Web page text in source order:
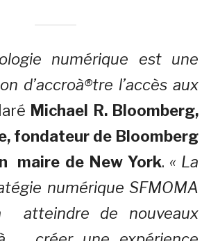
numérique est une
d’accroà®tre l’accès aux
Michael R. Bloomberg,
fondateur de Bloomberg
maire de New York. « La
numérique SFMOMA
atteindre de nouveaux